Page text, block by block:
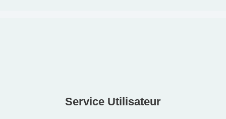
Service Utilisateur